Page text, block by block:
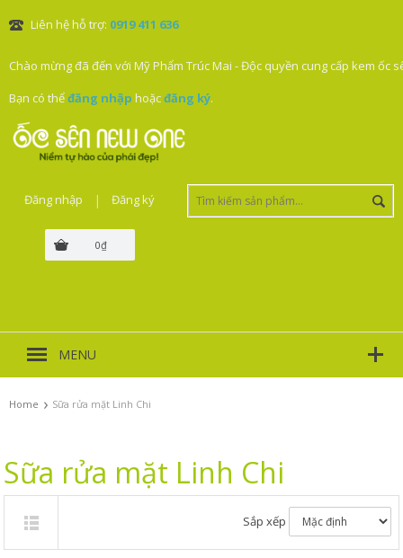
Liên hệ hỗ trợ: 0919 411 636
Chào mừng đã đến với Mỹ Phẩm Trúc Mai - Độc quyền cung cấp kem ốc
Bạn có thểđăng nhập hoặcđăng ký.
0₫
Đăng nhập | Đăng ký
MENU
Home › Sữa rửa mặt Linh Chi
Sữa rửa mặt Linh Chi
Sắp xếp